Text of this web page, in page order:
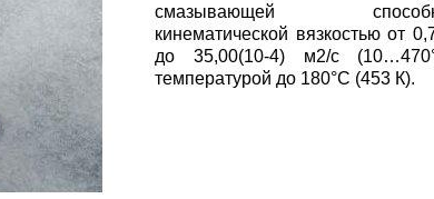
смазывающей
кинематической вязкостью от
до 35,00(10-4) м2/с
температурой до 180°С (453 К).